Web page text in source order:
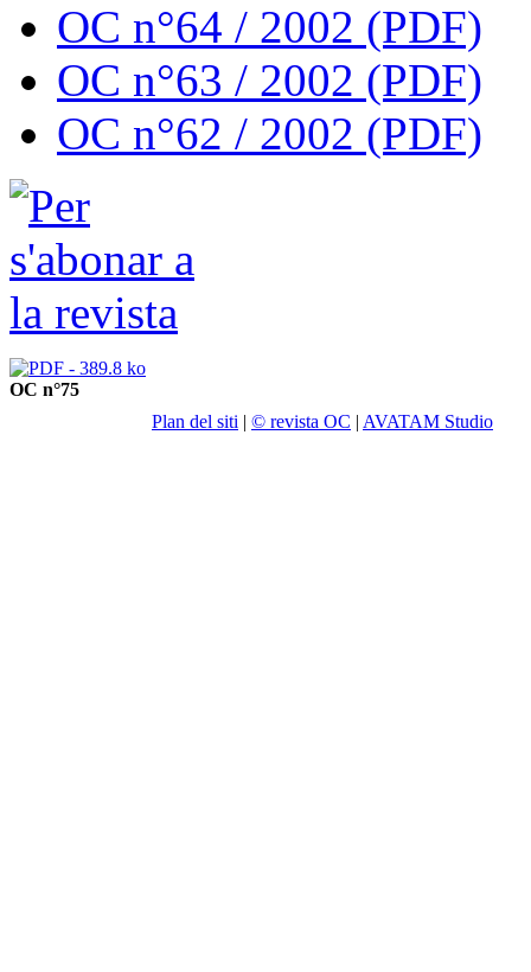
OC n°64 / 2002 (PDF)
OC n°63 / 2002 (PDF)
OC n°62 / 2002 (PDF)
OC n°75
Plan del siti | © revista OC | AVATAM Studio